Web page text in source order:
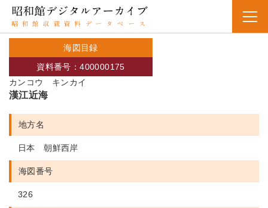
海図目録
カンコウ キンカイ
資料番号：400000175
漢江近海
地方名
日本 朝鮮西岸
海図番号
326